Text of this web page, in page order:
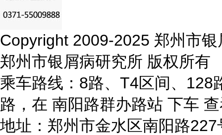
Copyright 2009-2025 郑州市
郑州市银屑病研究所 版权所有
乘车路线：8路、T4区间、128
路，在 南阳路群办路站 下车
地址：郑州市金水区南阳路